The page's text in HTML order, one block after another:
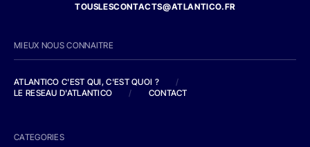
TOUSLESCONTACTS@ATLANTICO.FR
MIEUX NOUS CONNAITRE
ATLANTICO C'EST QUI, C'EST QUOI ?
/
LE RESEAU D'ATLANTICO
/ CONTACT
CATEGORIES